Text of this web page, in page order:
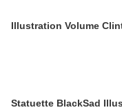
Illustration Volume
Statuette BlackSad